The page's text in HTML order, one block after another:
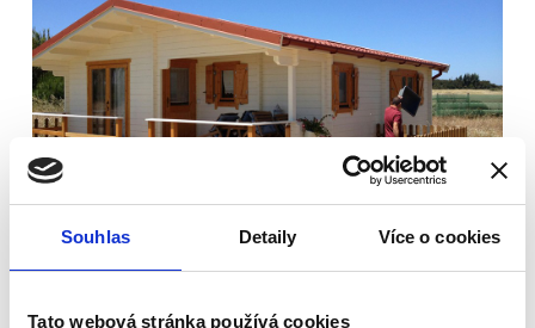
Souhlas Detaily Více o cookies
Tato webová stránka používá cookies